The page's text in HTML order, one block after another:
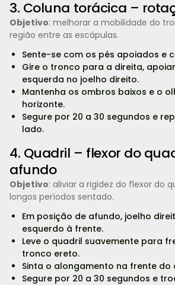
3. Coluna torácica –
Objetivo: melhorar a mobilidade do
região entre as escápulas.
Sente-se com os pés apoiados e
Gire o tronco para a direita,
esquerda no joelho direito.
Mantenha os ombros baixos e o
horizonte.
Segure por 20 a 30 segundos e
lado.
4. Quadril – flexor do
afundo
Objetivo: aliviar a rigidez do flexor do
longos períodos sentado.
Em posição de afundo, joelho
esquerdo à frente.
Leve o quadril suavemente para
tronco ereto.
Sinta o alongamento na frente do
Segure por 20 a 30 segundos e